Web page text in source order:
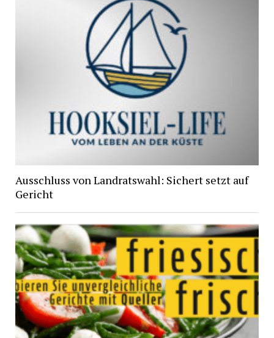
Ausschluss von Landratswahl: Sichert setzt auf
Gericht